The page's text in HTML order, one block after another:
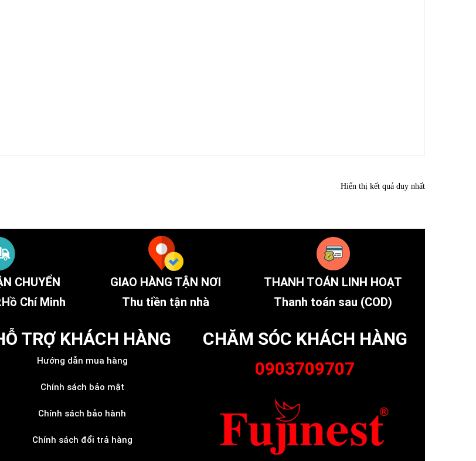
Hiển thị kết quả duy nhất
CHUYỂN
Chí Minh
GIAO HÀNG TẬN NƠI
Thu tiền tận nhà
THANH TOÁN LINH HOẠT
Thanh toán sau (COD)
TRỢ KHÁCH HÀNG
Hướng dẫn mua hàng
Chính sách bảo mật
Chính sách bảo hành
Chính sách đổi trả hàng
CHĂM SÓC KHÁCH HÀNG
0903709707